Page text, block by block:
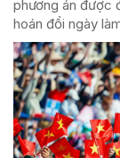
phương án được
hoán đổi ngày